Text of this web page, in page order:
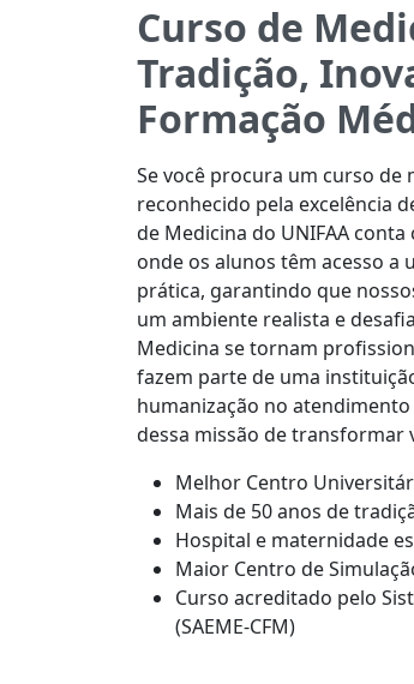
Curso de
Tradição,
Formação
Se você procura um curso
reconhecido pela excelência
de Medicina do UNIFAA
onde os alunos têm acesso a
prática, garantindo que
um ambiente realista e
Medicina se tornam
fazem parte de uma
humanização no atendimento
dessa missão de transformar
Melhor Centro
Mais de 50 anos de
Hospital e maternidade
Maior Centro de
Curso acreditado pelo
(SAEME-CFM)